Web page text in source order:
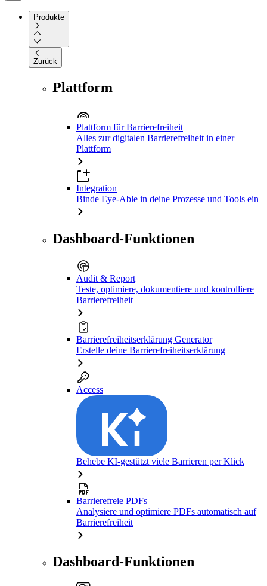
Produkte
Zurück
Plattform
Plattform für Barrierefreiheit
Alles zur digitalen Barrierefreiheit in einer
Plattform
Integration
Binde Eye-Able in deine Prozesse und Tools ein
Dashboard-Funktionen
Audit & Report
Teste, optimiere, dokumentiere und kontrolliere
Barrierefreiheit
Barrierefreiheitserklärung Generator
Erstelle deine Barrierefreiheitserklärung
Access
Behebe KI-gestützt viele Barrieren per Klick
Barrierefreie PDFs
Analysiere und optimiere PDFs automatisch auf
Barrierefreiheit
Dashboard-Funktionen